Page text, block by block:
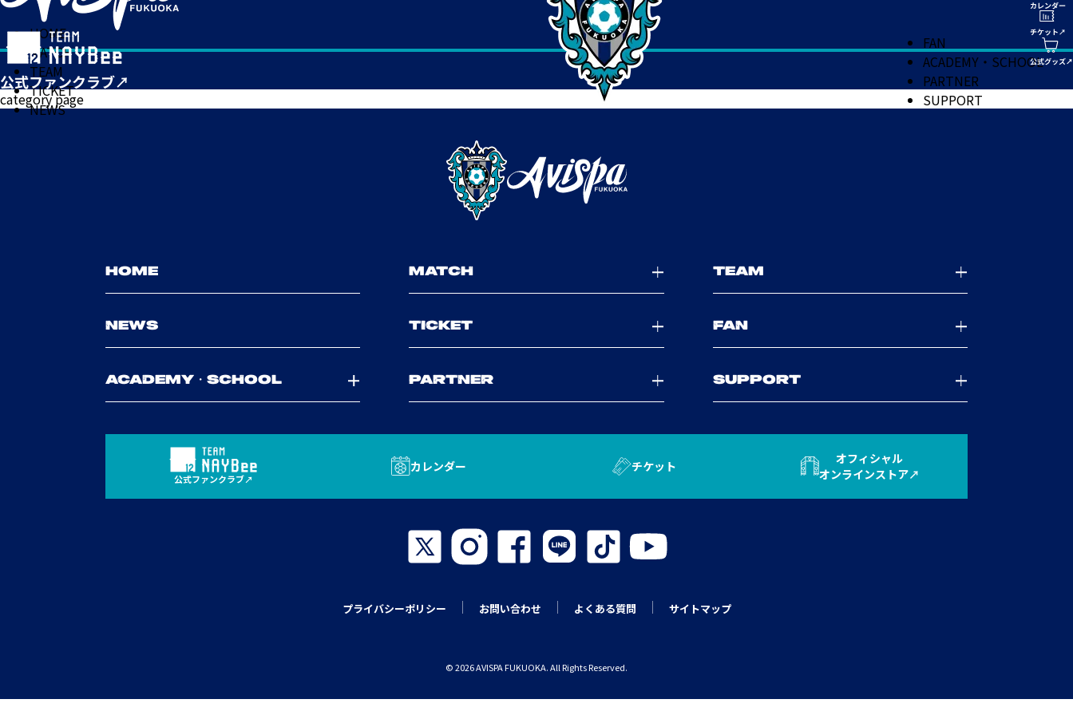
HOME
MATCH
TEAM
TICKET
NEWS
FAN
ACADEMY・SCHOOL
PARTNER
SUPPORT
category page
HOME MATCH TEAM
NEWS TICKET FAN
ACADEMY・SCHOOL PARTNER SUPPORT
公式ファンクラブ
カレンダー チケット
オフィシャル
オンラインストア
プライバシーポリシー お問い合わせ よくある質問 サイトマップ
© 2026 AVISPA FUKUOKA. All Rights Reserved.